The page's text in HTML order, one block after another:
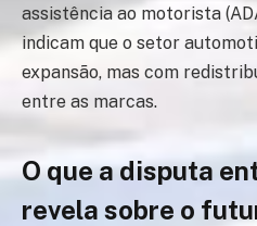
assistência ao motorista
indicam que o setor
expansão, mas com
entre as marcas.
O que a disputa
revela sobre o